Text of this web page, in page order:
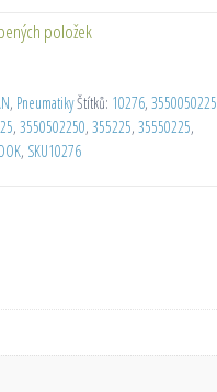
položek
, PneumatikyŠtítků: 10276, 3550050225
, 3550502250, 355225, 35550225,
, SKU10276